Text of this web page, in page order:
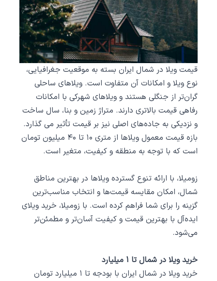
قیمت ویلا در شمال ایران بسته به موقعیت جغرافیایی،
نوع ویلا و امکانات آن متفاوت است. ویلاهای ساحلی
گران‌تر از جنگلی هستند و ویلاهای شهرکی با امکانات
رفاهی قیمت بالاتری دارند. متراژ زمین و بنا، سال ساخت
و نزدیکی به جاده‌های اصلی نیز بر قیمت تأثیر می‌ گذارد.
بازه قیمت معمول ویلاها از متری ۱۰ تا ۴۰ میلیون تومان
است که با توجه به منطقه و کیفیت، متغیر است.
زومیلا، با ارائه تنوع گسترده ویلاها در بهترین مناطق
شمال، امکان مقایسه قیمت‌ها و انتخاب مناسب‌ترین
گزینه را برای شما فراهم کرده است. با زومیلا، خرید ویلای
ایده‌آل با بهترین قیمت و کیفیت آسان‌تر و مطمئن‌تر
می‌شود.
خرید ویلا در شمال تا 1 میلیارد
خرید ویلا در شمال ایران با بودجه تا ۱ میلیارد تومان